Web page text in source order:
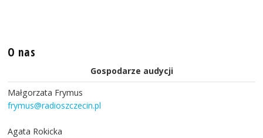
O nas
Gospodarze audycji
Małgorzata Frymus
frymus@radioszczecin.pl
Agata Rokicka